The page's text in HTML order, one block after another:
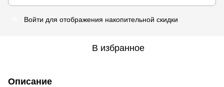
Войти для отображения накопительной скидки
В избранное
Описание